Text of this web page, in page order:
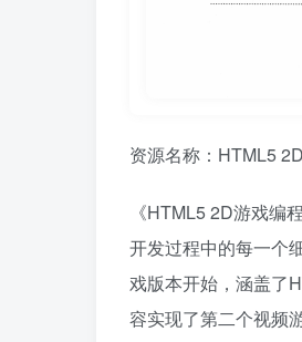
资源名称：HTML5
《HTML5 2D游戏编
开发过程中的每一个
戏版本开始，涵盖了
容实现了第二个视频